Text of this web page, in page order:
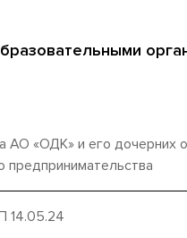
АО «ОДК» и его дочерних
предпринимательства
14.05.24